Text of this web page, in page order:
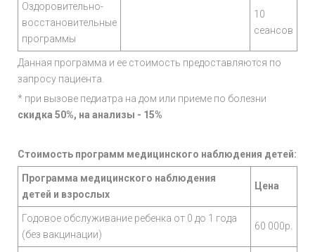
Оздоровительно-
восстановительные
программы
10
сеансов
Данная программа и ее стоимость предоставляются по
запросу пациента.
* при вызове педиатра на дом или приеме по болезни
скидка 50%, на анализы - 15%
Стоимость программ медицинского наблюдения детей:
Программа медицинского наблюдения
детей и взрослых
Цена
Годовое обслуживание ребенка от 0 до 1 года
(без вакцинации)
60 000р.